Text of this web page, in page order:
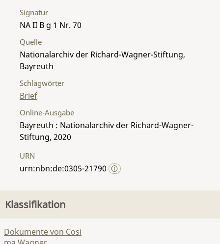
Signatur
NA II B g 1 Nr. 70
Quelle
Nationalarchiv der Richard-Wagner-Stiftung,
Bayreuth
Schlagwörter
Brief
Online-Ausgabe
Bayreuth : Nationalarchiv der Richard-Wagner-
Stiftung, 2020
URN
urn:nbn:de:0305-21790
Klassifikation
Dokumente von Cosi